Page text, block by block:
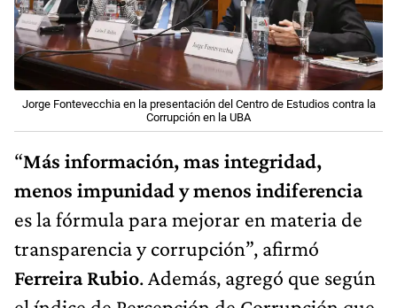
Jorge Fontevecchia en la presentación del Centro de Estudios contra la
Corrupción en la UBA
“Más información, mas integridad,
menos impunidad y menos indiferencia
es la fórmula para mejorar en materia de
transparencia y corrupción”, afirmó
Ferreira Rubio. Además, agregó que según